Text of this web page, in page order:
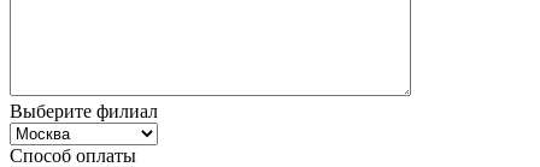
Выберите филиал
Способ оплаты